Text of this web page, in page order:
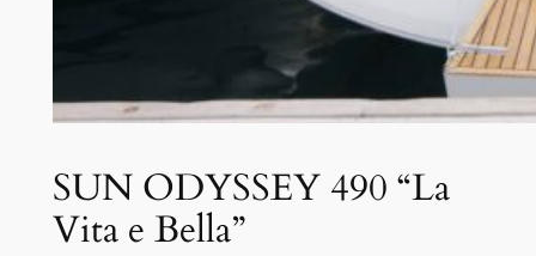
SUN ODYSSEY 490 “La
Vita e Bella”